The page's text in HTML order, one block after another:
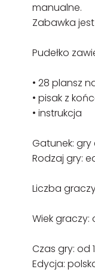
manualne.
Zabawka
Pudełko
• 28 plansz
• pisak z
• instrukcja
Gatunek: gry
Rodzaj gry:
Liczba
Wiek graczy:
Czas gry: od
Edycja: